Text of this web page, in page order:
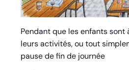
Pendant que les enfants sont
leurs activités, ou tout
pause de fin de journée